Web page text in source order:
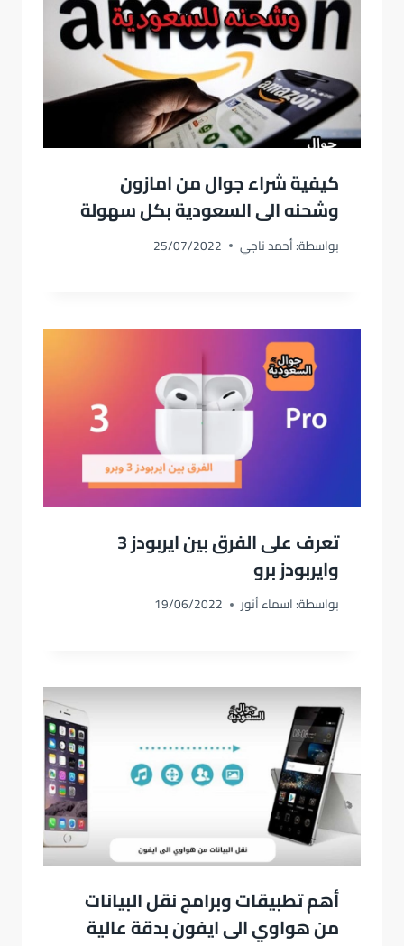
كيفية شراء جوال من امازون
وشحنه الى السعودية بكل سهولة
بواسطة:أحمد ناجي 25/07/2022
تعرف على الفرق بين ايربودز 3
وايربودز برو
بواسطة:اسماء أنور 19/06/2022
أهم تطبيقات وبرامج نقل البيانات
من هواوي الى ايفون بدقة عالية